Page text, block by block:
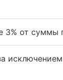
3% от суммы